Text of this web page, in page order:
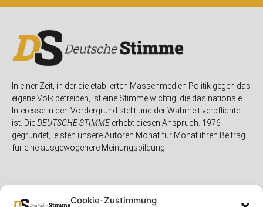
Cookie-Zustimmung
In einer Zeit, in der die etablierten Massenmedien Politik gegen das
eigene Volk betreiben, ist eine Stimme wichtig, die das nationale
Interesse in den Vordergrund stellt und der Wahrheit verpflichtet
ist. DieDEUTSCHE STIMMEerhebt diesen Anspruch. 1976
gegründet, leisten unsere Autoren Monat für Monat ihren Beitrag
für eine ausgewogenere Meinungsbildung.